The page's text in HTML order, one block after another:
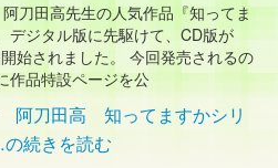
刀田高先生の人気作品『知ってま
デジタル版に先駆けて、CD版が
始されました。 今回発売されるの
作品特設ページを公
刀田高 知ってますかシリ
続きを読む